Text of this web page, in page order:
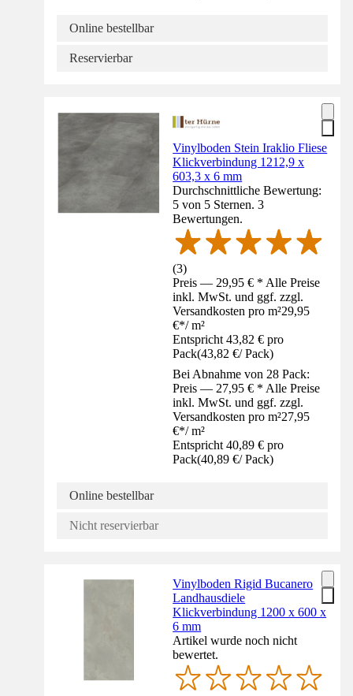
Online bestellbar
Reservierbar
Vinylboden Stein Iraklio Fliese
Klickverbindung 1212,9 x
603,3 x 6 mm
Durchschnittliche Bewertung:
5 von 5 Sternen. 3
Bewertungen.
(3)
Preis — 29,95 € * Alle Preise
inkl. MwSt. und ggf. zzgl.
Versandkosten pro m²29,95
€*/ m²
Entspricht 43,82 € pro
Pack(43,82 €/ Pack)
Bei Abnahme von 28 Pack:
Preis — 27,95 € * Alle Preise
inkl. MwSt. und ggf. zzgl.
Versandkosten pro m²27,95
€*/ m²
Entspricht 40,89 € pro
Pack(40,89 €/ Pack)
Online bestellbar
Nicht reservierbar
Vinylboden Rigid Bucanero
Landhausdiele
Klickverbindung 1200 x 600 x
6 mm
Artikel wurde noch nicht
bewertet.